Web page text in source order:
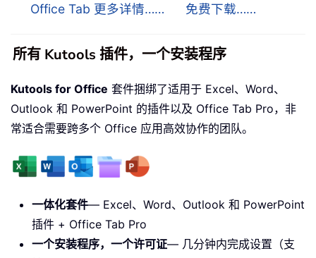
Office Tab 更多详情…… 免费下载……
所有 Kutools 插件，一个安装程序
Kutools for Office 套件捆绑了适用于 Excel、Word、
Outlook 和 PowerPoint 的插件以及 Office Tab Pro，非
常适合需要跨多个 Office 应用高效协作的团队。
一体化套件— Excel、Word、Outlook 和 PowerPoint
插件 + Office Tab Pro
一个安装程序，一个许可证— 几分钟内完成设置（支